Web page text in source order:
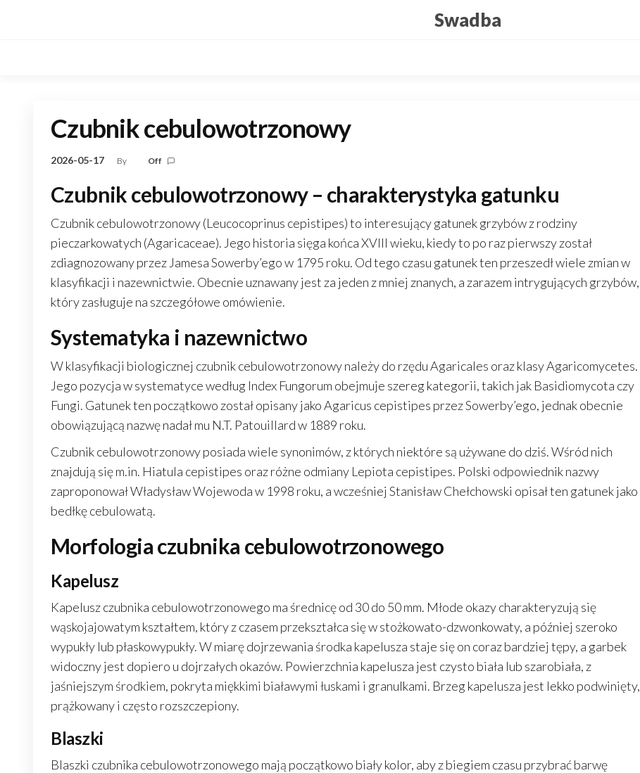
Swadba
Czubnik cebulowotrzonowy
2026-05-17 By Off
Czubnik cebulowotrzonowy – charakterystyka gatunku
Czubnik cebulowotrzonowy (Leucocoprinus cepistipes) to interesujący gatunek grzybów z rodziny
pieczarkowatych (Agaricaceae). Jego historia sięga końca XVIII wieku, kiedy to po raz pierwszy został
zdiagnozowany przez Jamesa Sowerby’ego w 1795 roku. Od tego czasu gatunek ten przeszedł wiele zmian w
klasyfikacji i nazewnictwie. Obecnie uznawany jest za jeden z mniej znanych, a zarazem intrygujących grzybów,
który zasługuje na szczegółowe omówienie.
Systematyka i nazewnictwo
W klasyfikacji biologicznej czubnik cebulowotrzonowy należy do rzędu Agaricales oraz klasy Agaricomycetes.
Jego pozycja w systematyce według Index Fungorum obejmuje szereg kategorii, takich jak Basidiomycota czy
Fungi. Gatunek ten początkowo został opisany jako Agaricus cepistipes przez Sowerby’ego, jednak obecnie
obowiązującą nazwę nadał mu N.T. Patouillard w 1889 roku.
Czubnik cebulowotrzonowy posiada wiele synonimów, z których niektóre są używane do dziś. Wśród nich
znajdują się m.in. Hiatula cepistipes oraz różne odmiany Lepiota cepistipes. Polski odpowiednik nazwy
zaproponował Władysław Wojewoda w 1998 roku, a wcześniej Stanisław Chełchowski opisał ten gatunek jako
bedłkę cebulowatą.
Morfologia czubnika cebulowotrzonowego
Kapelusz
Kapelusz czubnika cebulowotrzonowego ma średnicę od 30 do 50 mm. Młode okazy charakteryzują się
wąskojajowatym kształtem, który z czasem przekształca się w stożkowato-dzwonkowaty, a później szeroko
wypukły lub płaskowypukły. W miarę dojrzewania środka kapelusza staje się on coraz bardziej tępy, a garbek
widoczny jest dopiero u dojrzałych okazów. Powierzchnia kapelusza jest czysto biała lub szarobiała, z
jaśniejszym środkiem, pokryta miękkimi białawymi łuskami i granulkami. Brzeg kapelusza jest lekko podwinięty,
prążkowany i często rozszczepiony.
Blaszki
Blaszki czubnika cebulowotrzonowego mają początkowo biały kolor, aby z biegiem czasu przybrać barwę